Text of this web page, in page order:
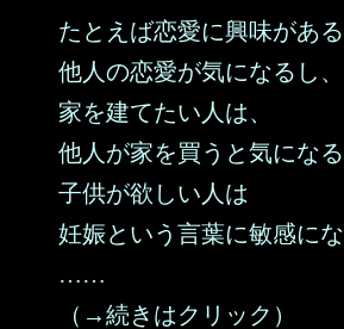
たとえば恋愛に興味がある
他人の恋愛が気になるし、
家を建てたい人は、
他人が家を買うと気になる
子供が欲しい人は
妊娠という言葉に敏感にな
……
（→続きはクリック）